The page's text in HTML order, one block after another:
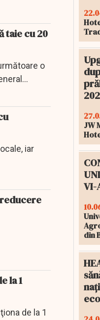
taie cu 20
o
iar
la 1
de la 1
JW
VI-
din